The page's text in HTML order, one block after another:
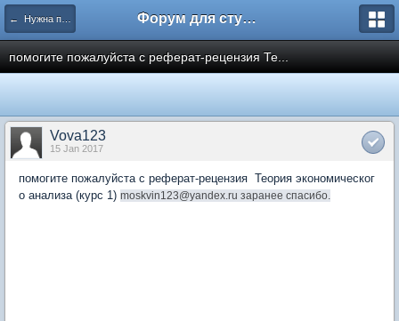
← Нужна помощь Форум для студента СГА
помогите пожалуйста с реферат-рецензия Те...
Vova123
15 Jan 2017
помогите пожалуйста с реферат-рецензия Теория экономическог
о анализа (курс 1) moskvin123@yandex.ru заранее спасибо.